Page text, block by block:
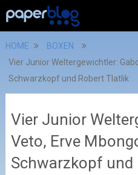
HOME
BOXEN
Vier Junior Weltergewichtler:
Schwarzkopf und Robert Tlatlik
Vier Junior
Veto, Erve
Schwarzkopf und